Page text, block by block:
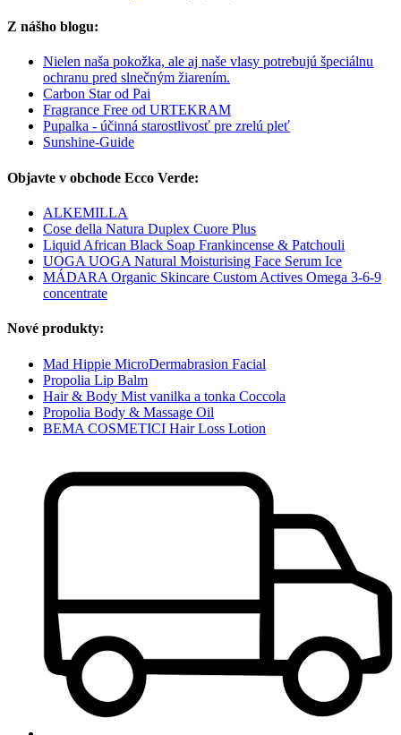
Z nášho blogu:
Nielen naša pokožka, ale aj naše vlasy potrebujú špeciálnu
ochranu pred slnečným žiarením.
Carbon Star od Pai
Fragrance Free od URTEKRAM
Pupalka - účinná starostlivosť pre zrelú pleť
Sunshine-Guide
Objavte v obchode Ecco Verde:
ALKEMILLA
Cose della Natura Duplex Cuore Plus
Liquid African Black Soap Frankincense & Patchouli
UOGA UOGA Natural Moisturising Face Serum Ice
MÁDARA Organic Skincare Custom Actives Omega 3-6-9
concentrate
Nové produkty:
Mad Hippie MicroDermabrasion Facial
Propolia Lip Balm
Hair & Body Mist vanilka a tonka Coccola
Propolia Body & Massage Oil
BEMA COSMETICI Hair Loss Lotion